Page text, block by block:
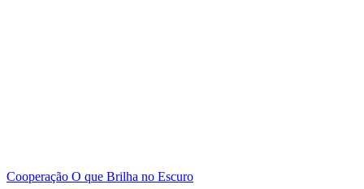
Cooperação O que Brilha no Escuro